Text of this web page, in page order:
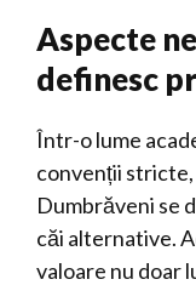
Aspecte
definesc
Într-o lume
convenții
Dumbrăveni se
căi alternative.
valoare nu doar